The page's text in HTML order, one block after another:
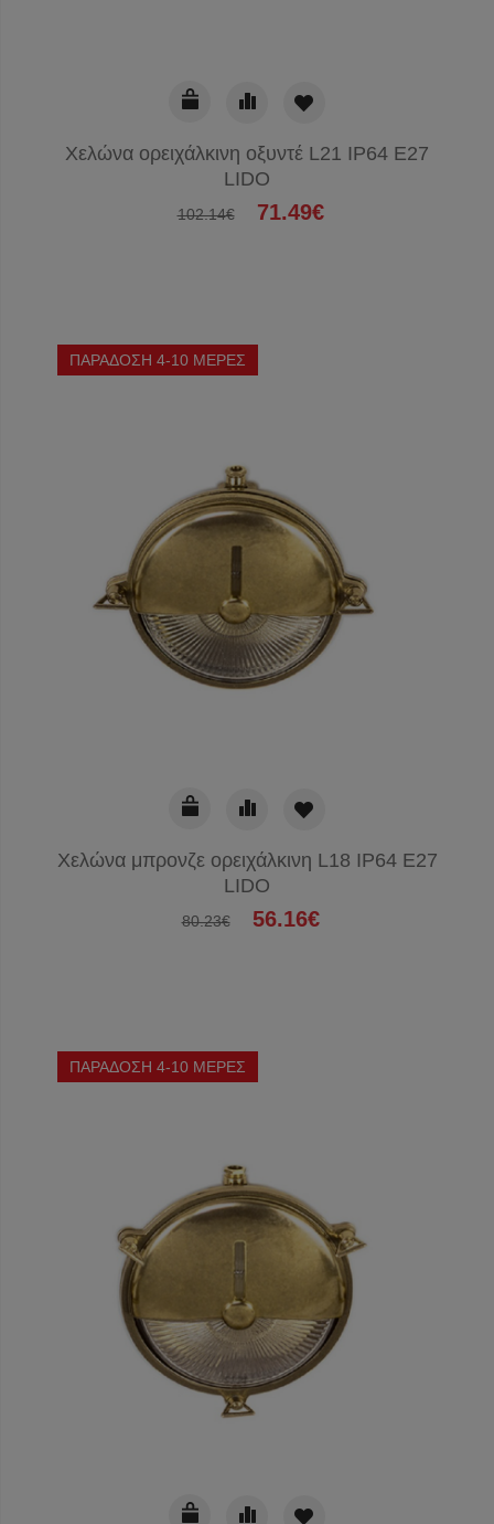
Χελώνα ορειχάλκινη οξυντέ L21 IP64 E27
LIDO
102.14€ 71.49€
ΠΑΡΑΔΟΣΗ 4-10 ΜΕΡΕΣ
Χελώνα μπρονζε ορειχάλκινη L18 IP64 E27
LIDO
80.23€ 56.16€
ΠΑΡΑΔΟΣΗ 4-10 ΜΕΡΕΣ